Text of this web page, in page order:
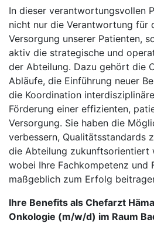
In dieser verantwortungsvollen
nicht nur die Verantwortung für
Versorgung unserer Patienten,
aktiv die strategische und
der Abteilung. Dazu gehört die
Abläufe, die Einführung neuer
die Koordination
Förderung einer effizienten,
Versorgung. Sie haben die
verbessern, Qualitätsstandards
die Abteilung zukunftsorientiert
wobei Ihre Fachkompetenz und
maßgeblich zum Erfolg
Ihre Benefits als Chefarzt
Onkologie (m/w/d) im Raum